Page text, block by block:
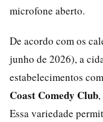
microfone aberto.
De acordo com os
junho de 2026), a
estabelecimentos
Coast Comedy Club,
Essa variedade